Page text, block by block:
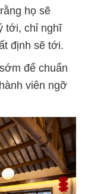
họ sẽ
tới, chỉ nghĩ
định sẽ tới.
để chuẩn
viên ngỡ